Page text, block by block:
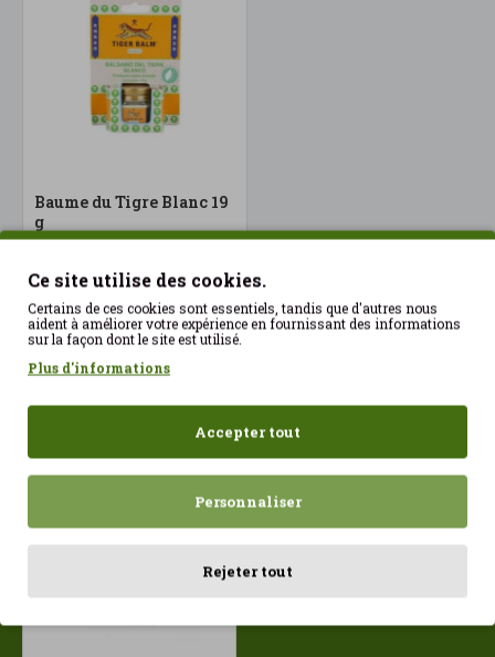
Baume du Tigre Blanc 19
g
Récemment consulté Les plus vues
Ce site utilise des cookies.
Certains de ces cookies sont essentiels, tandis que d'autres nous
aident à améliorer votre expérience en fournissant des informations
sur la façon dont le site est utilisé.
Plus d'informations
Accepter tout
Personnaliser
Rejeter tout